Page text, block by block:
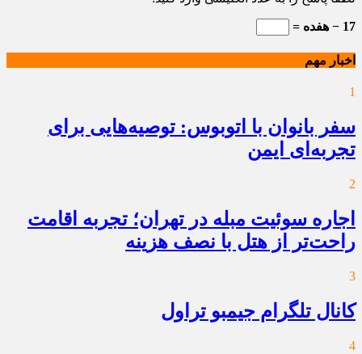
17 − هفده =
اخبار مهم
1
سفر بانوان با اتوبوس: توصیه‌هایی برای
تجربه‌ای ایمن
2
اجاره سوئیت مبله در تهران؛ تجربه اقامت
راحت‌تر از هتل با نصف هزینه
3
کانال تلگرام جیمبو تراول
4